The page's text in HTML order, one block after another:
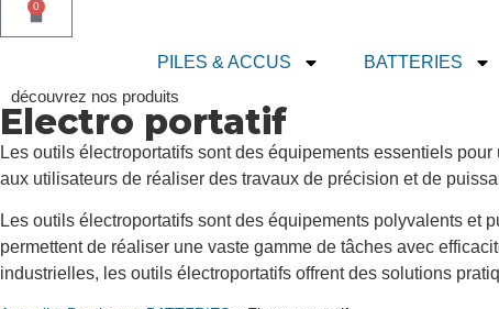
0
PILES & ACCUS BATTERIES
découvrez nos produits
Electro portatif
Les outils électroportatifs sont des équipements essentiels
aux utilisateurs de réaliser des travaux de précision et de
Les outils électroportatifs sont des équipements polyvalents et
permettent de réaliser une vaste gamme de tâches avec
industrielles, les outils électroportatifs offrent des solutions